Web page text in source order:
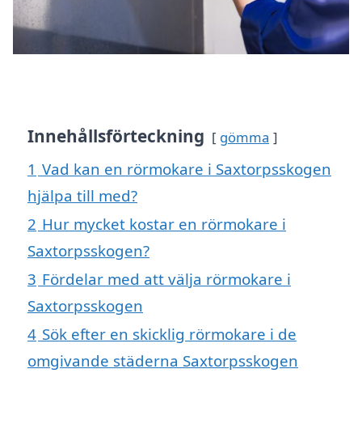
Innehållsförteckning gömma
1 Vad kan en rörmokare i Saxtorpsskogen
hjälpa till med?
2 Hur mycket kostar en rörmokare i
Saxtorpsskogen?
3 Fördelar med att välja rörmokare i
Saxtorpsskogen
4 Sök efter en skicklig rörmokare i de
omgivande städerna Saxtorpsskogen